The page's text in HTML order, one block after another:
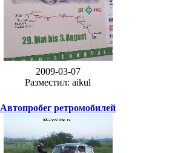
2009-03-07
Разместил: aikul
Автопробег ретромобилей